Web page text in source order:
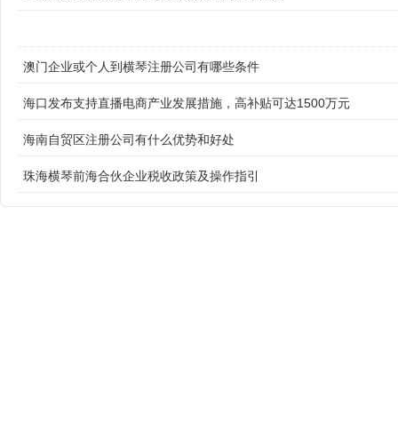
澳门企业或个人到横琴注册公司有哪些条件
海口发布支持直播电商产业发展措施，高补贴可达1500万元
海南自贸区注册公司有什么优势和好处
珠海横琴前海合伙企业税收政策及操作指引